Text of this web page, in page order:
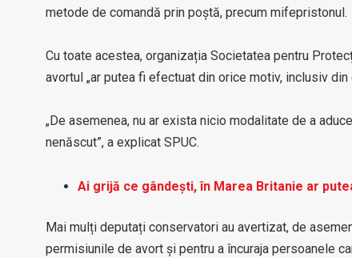
metode de comandă prin poștă, precum mifepristonul.
Cu toate acestea, organizația Societatea pentru
avortul „ar putea fi efectuat din orice motiv, inclusiv
„De asemenea, nu ar exista nicio modalitate de a
nenăscut”, a explicat SPUC.
Ai grijă ce gândești, în Marea Britanie ar
Mai mulți deputați conservatori au avertizat, de
permisiunile de avort și pentru a încuraja persoanele